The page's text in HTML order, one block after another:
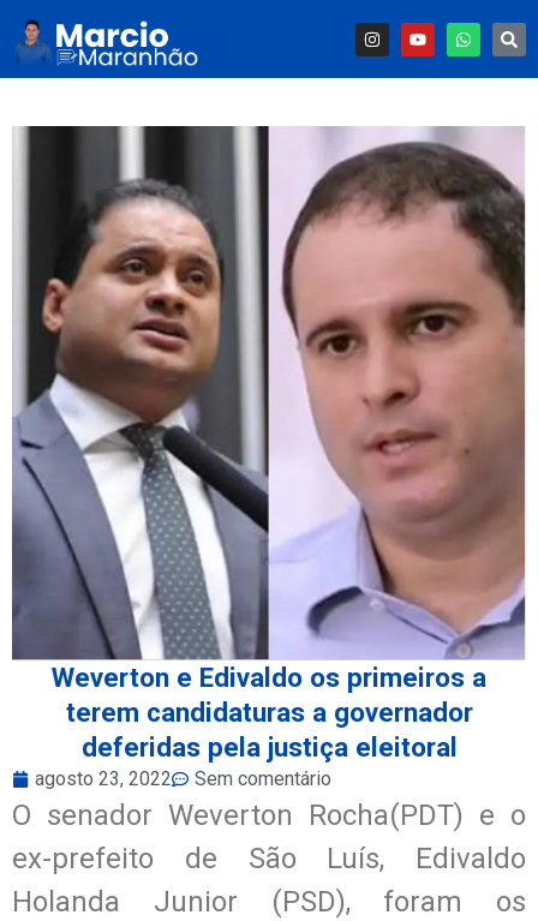
Weverton e Edivaldo os primeiros a
terem candidaturas a governador
deferidas pela justiça eleitoral
agosto 23, 2022 Sem comentário
O senador Weverton Rocha(PDT) e o
ex-prefeito de São Luís, Edivaldo
Holanda Junior (PSD), foram os